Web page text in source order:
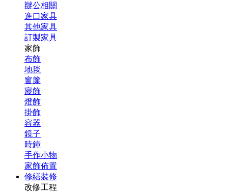
辦公相關
進口家具
其他家具
訂製家具
家飾
布飾
地毯
窗簾
寢飾
燈飾
掛飾
容器
鏡子
時鐘
手作小物
家飾佈置
修繕裝修
改修工程